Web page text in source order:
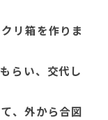
リ箱を作りま
らい、交代し
、外から合図